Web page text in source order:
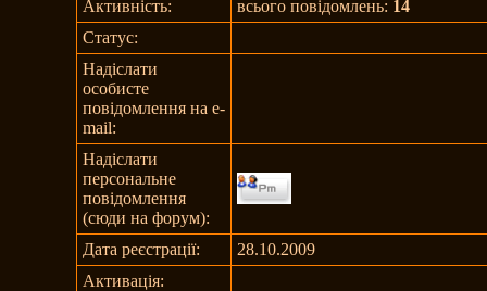
Активність:
всього повідомлень: 14
Статус:
Надіслати
особисте
повідомлення на e-
mail:
Надіслати
персональне
повідомлення
(сюди на форум):
Дата реєстрації:
28.10.2009
Активація: